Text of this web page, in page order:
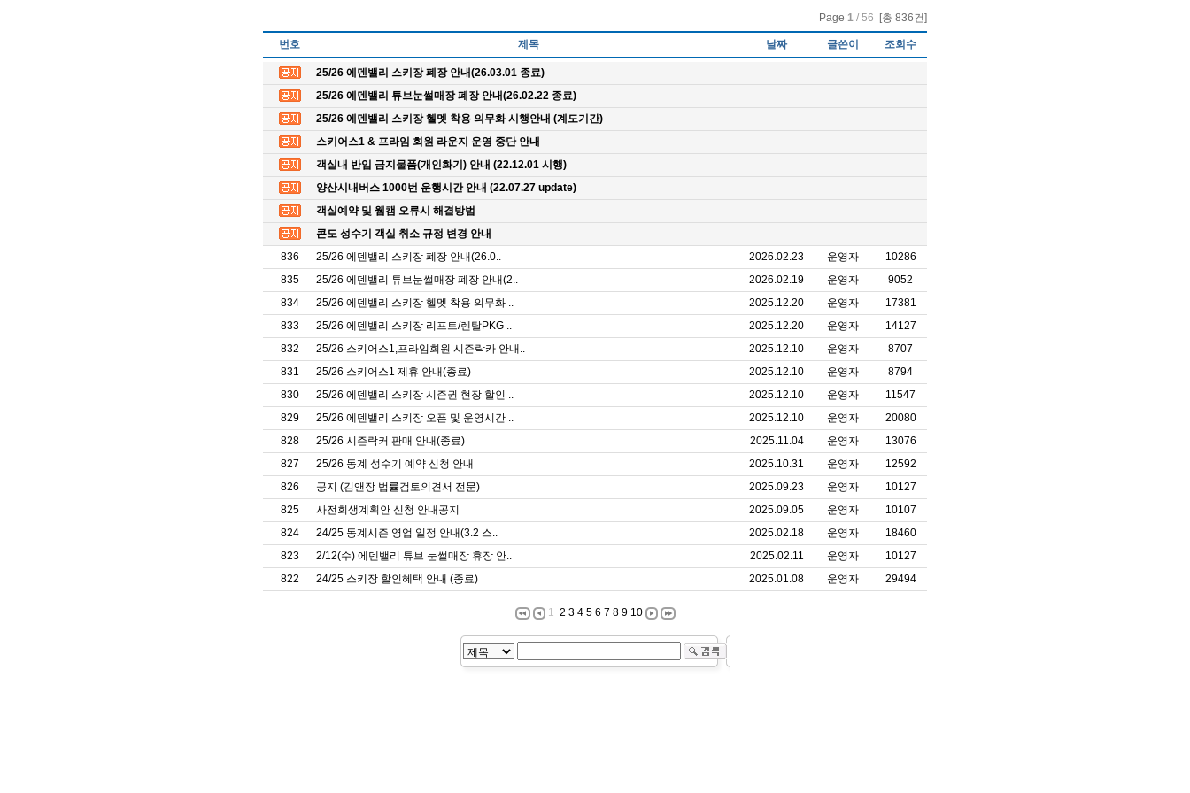
Page 1 / 56 [총 836건]
번호 제목 날짜 글쓴이 조회수
25/26 에덴밸리 스키장 폐장 안내(26.03.01 종료)
25/26 에덴밸리 튜브눈썰매장 폐장 안내(26.02.22 종료)
25/26 에덴밸리 스키장 헬멧 착용 의무화 시행안내 (계도기간)
스키어스1 & 프라임 회원 라운지 운영 중단 안내
객실내 반입 금지물품(개인화기) 안내 (22.12.01 시행)
양산시내버스 1000번 운행시간 안내 (22.07.27 update)
객실예약 및 웹캠 오류시 해결방법
콘도 성수기 객실 취소 규정 변경 안내
836
25/26 에덴밸리 스키장 폐장 안내(26.0.. 2026.02.23 운영자
10286
835
25/26 에덴밸리 튜브눈썰매장 폐장 안내(2.. 2026.02.19 운영자
9052
834
25/26 에덴밸리 스키장 헬멧 착용 의무화 .. 2025.12.20 운영자
17381
833
25/26 에덴밸리 스키장 리프트/렌탈PKG .. 2025.12.20 운영자
14127
832
25/26 스키어스1,프라임회원 시즌락카 안내.. 2025.12.10 운영자
8707
831
25/26 스키어스1 제휴 안내(종료) 2025.12.10 운영자
8794
830
25/26 에덴밸리 스키장 시즌권 현장 할인 .. 2025.12.10 운영자
11547
829
25/26 에덴밸리 스키장 오픈 및 운영시간 .. 2025.12.10 운영자
20080
828
25/26 시즌락커 판매 안내(종료) 2025.11.04 운영자
13076
827
25/26 동계 성수기 예약 신청 안내 2025.10.31 운영자
12592
826
공지 (김앤장 법률검토의견서 전문) 2025.09.23 운영자
10127
825
사전회생계획안 신청 안내공지 2025.09.05 운영자
10107
824
24/25 동계시즌 영업 일정 안내(3.2 스.. 2025.02.18 운영자
18460
823
2/12(수) 에덴밸리 튜브 눈썰매장 휴장 안.. 2025.02.11 운영자
10127
822
24/25 스키장 할인혜택 안내 (종료) 2025.01.08 운영자 29494
1 2 3 4 5 6 7 8 9 10